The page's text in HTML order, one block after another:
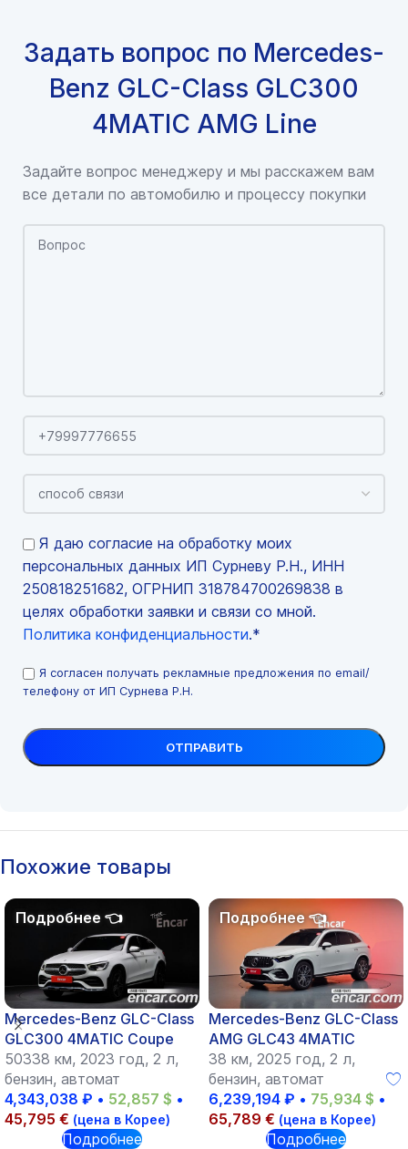
Задать вопрос по Mercedes-
Benz GLC-Class GLC300
4MATIC AMG Line
Задайте вопрос менеджеру и мы расскажем вам
все детали по автомобилю и процессу покупки
Я даю согласие на обработку моих
персональных данных ИП Сурневу Р.Н., ИНН
250818251682, ОГРНИП 318784700269838 в
целях обработки заявки и связи со мной.
Политика конфиденциальности.*
Я согласен получать рекламные предложения по email/
телефону от ИП Сурнева Р.Н.
Похожие товары
Mercedes-Benz GLC-Class
GLC300 4MATIC Coupe
50338 км, 2023 год, 2 л,
бензин, автомат
4,343,038 ₽ • 52,857 $ •
45,795 € (цена в Корее)
Подробнее
Mercedes-Benz GLC-Class
AMG GLC43 4MATIC
38 км, 2025 год, 2 л,
бензин, автомат
6,239,194 ₽ • 75,934 $ •
65,789 € (цена в Корее)
Подробнее